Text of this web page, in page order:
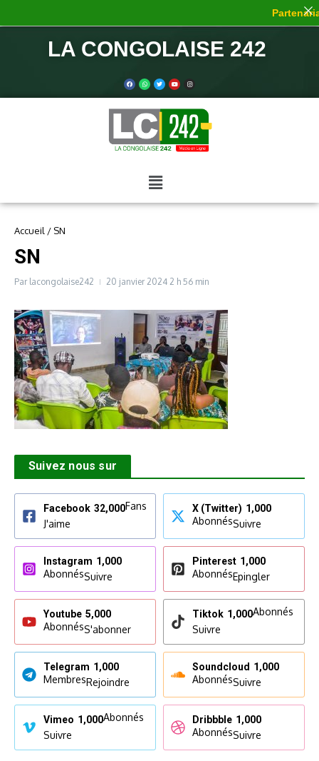
LA CONGOLAISE 242
Accueil / SN
SN
Par lacongolaise242 20 janvier 2024 2 h 56 min
Suivez nous sur
Facebook 32,000Fans
J'aime
X (Twitter) 1,000
AbonnésSuivre
Instagram 1,000
AbonnésSuivre
Pinterest 1,000
AbonnésEpingler
Youtube 5,000
AbonnésS'abonner
Tiktok 1,000Abonnés
Suivre
Telegram 1,000
MembresRejoindre
Soundcloud 1,000
AbonnésSuivre
Vimeo 1,000Abonnés
Suivre
Dribbble 1,000
AbonnésSuivre